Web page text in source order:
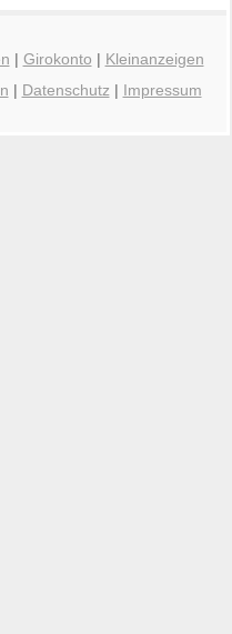
| Girokonto | Kleinanzeigen
| Datenschutz | Impressum